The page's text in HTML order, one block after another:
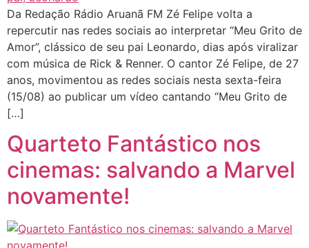
Da Redação Rádio Aruanã FM Zé Felipe volta a
repercutir nas redes sociais ao interpretar “Meu Grito de
Amor”, clássico de seu pai Leonardo, dias após viralizar
com música de Rick & Renner. O cantor Zé Felipe, de 27
anos, movimentou as redes sociais nesta sexta-feira
(15/08) ao publicar um vídeo cantando “Meu Grito de
[…]
Quarteto Fantástico nos
cinemas: salvando a Marvel
novamente!